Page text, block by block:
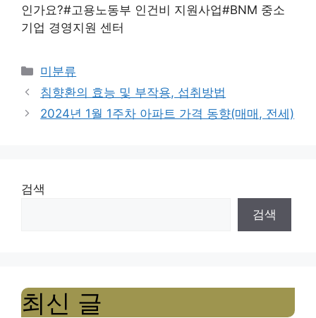
인가요?#고용노동부 인건비 지원사업#BNM 중소
기업 경영지원 센터
Categories
미분류
침향환의 효능 및 부작용, 섭취방법
2024년 1월 1주차 아파트 가격 동향(매매, 전세)
검색
검색
최신 글